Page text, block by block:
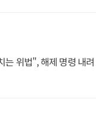
는 위법", 해제 명령 내려